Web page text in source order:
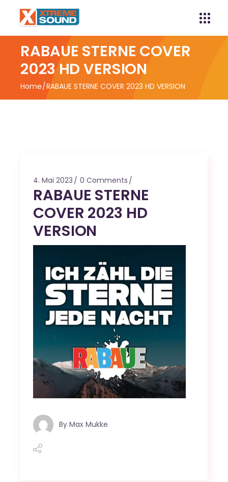
RABAUE STERNE COVER
2023 HD VERSION
Home RABAUE STERNE COVER 2023 HD VERSION
4. Mai 2023 0 Comments
RABAUE STERNE
COVER 2023 HD
VERSION
By Max Mukke